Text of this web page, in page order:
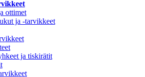
ottimet
ja -tarvikkeet
ja tiskirätit